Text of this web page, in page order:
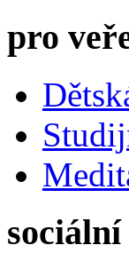
pro
sociální